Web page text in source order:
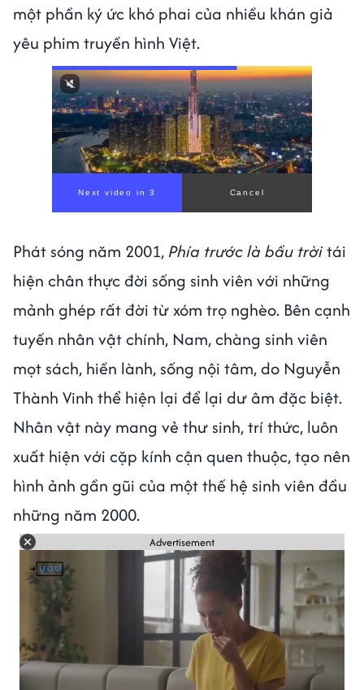
một phần ký ức khó phai của nhiều khán giả
yêu phim truyền hình Việt.
Next video in 1 Cancel
Phát sóng năm 2001, Phía trước là bầu trờitái
hiện chân thực đời sống sinh viên với những
mảnh ghép rất đời từ xóm trọ nghèo. Bên cạnh
tuyến nhân vật chính, Nam, chàng sinh viên
mọt sách, hiền lành, sống nội tâm, do Nguyễn
Thành Vinh thể hiện lại để lại dư âm đặc biệt.
Nhân vật này mang vẻ thư sinh, trí thức, luôn
xuất hiện với cặp kính cận quen thuộc, tạo nên
hình ảnh gần gũi của một thế hệ sinh viên đầu
những năm 2000.
Advertisement